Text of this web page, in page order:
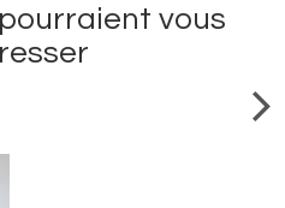
vous